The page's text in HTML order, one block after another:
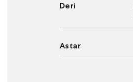
Deri
Astar